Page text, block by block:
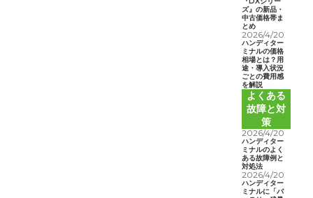
ズ』の新品・
中古価格帯ま
とめ
2026/4/20
ハンディター
ミナルの価格
相場とは？用
途・導入状況
ごとの費用感
を解説
よくある
故障と対
策
2026/4/20
ハンディター
ミナルのよく
ある故障例と
対処法
2026/4/20
ハンディター
ミナルに「バ